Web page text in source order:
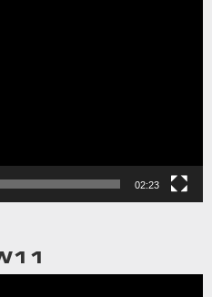
02:23